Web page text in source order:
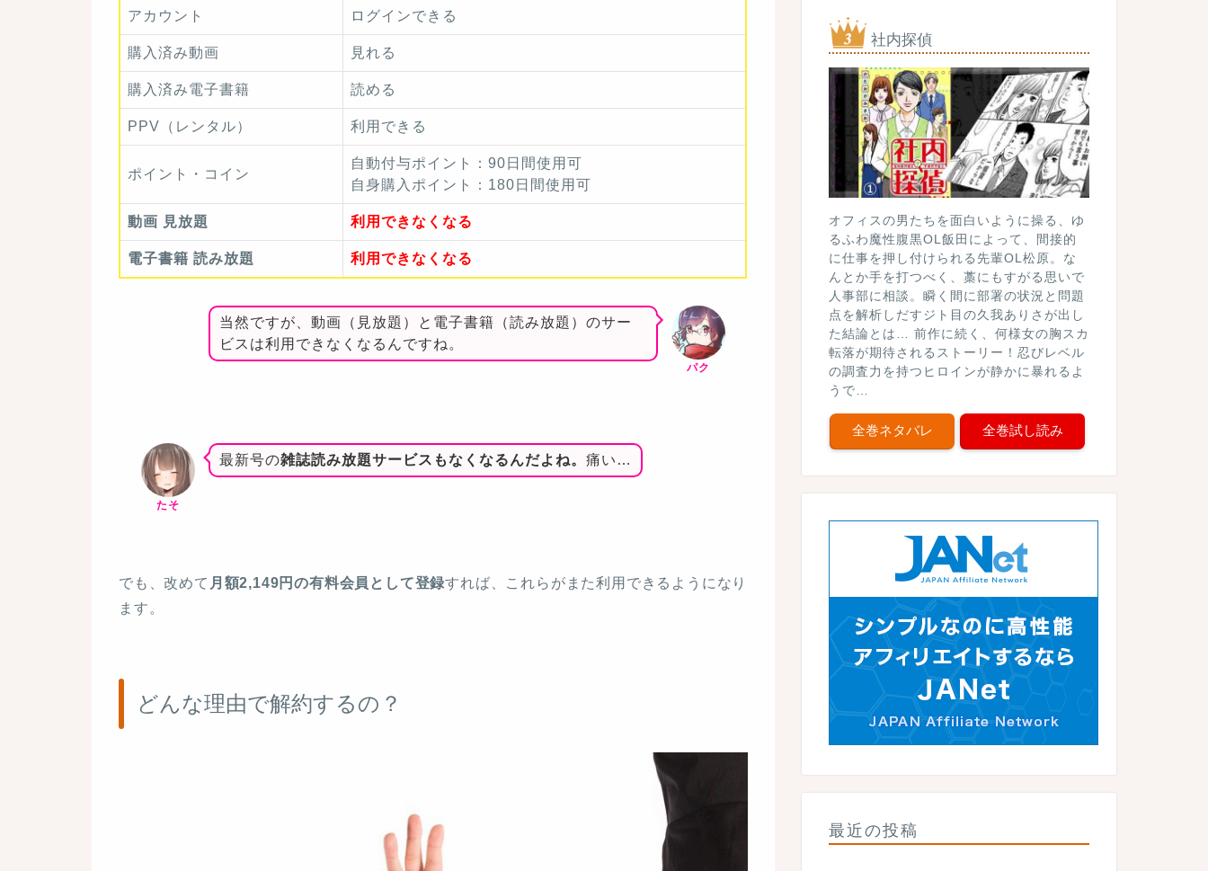
アカウント ログインできる
購入済み動画 見れる
購入済み電子書籍 読める
PPV（レンタル） 利用できる
ポイント・コイン
自動付与ポイント：90日間使用可
自身購入ポイント：180日間使用可
動画 見放題 利用できなくなる
電子書籍 読み放題 利用できなくなる
パク
当然ですが、動画（見放題）と電子書籍（読み放題）のサー
ビスは利用できなくなるんですね。
たそ
最新号の雑誌読み放題サービスもなくなるんだよね。 痛い…
でも、改めて 月額2,149円の有料会員として登録すれば、これらがまた利用できるようになり
ます。
どんな理由で解約するの？
社内探偵
オフィスの男たちを面白いように操る、ゆ
るふわ魔性腹黒OL飯田によって、間接的
に仕事を押し付けられる先輩OL松原。な
んとか手を打つべく、藁にもすがる思いで
人事部に相談。瞬く間に部署の状況と問題
点を解析しだすジト目の久我ありさが出し
た結論とは… 前作に続く、何様女の胸スカ
転落が期待されるストーリー！忍びレベル
の調査力を持つヒロインが静かに暴れるよ
うで…
全巻ネタバレ 全巻試し読み
最近の投稿